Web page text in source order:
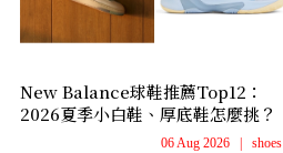
New Balance球鞋推薦Top12：
2026夏季小白鞋、厚底鞋怎麼挑？
06 Aug 2026 shoes